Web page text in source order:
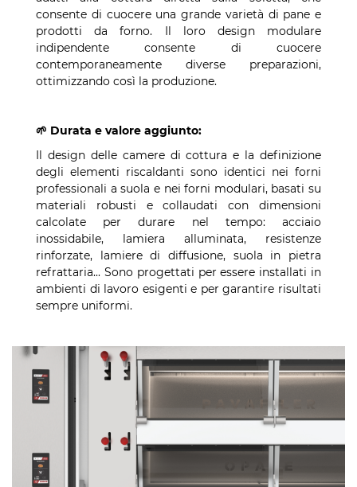
consente di cuocere una grande varietà di pane e
prodotti da forno. Il loro design modulare
indipendente consente di cuocere
contemporaneamente diverse preparazioni,
ottimizzando così la produzione.
🌱 Durata e valore aggiunto:
Il design delle camere di cottura e la definizione
degli elementi riscaldanti sono identici nei forni
professionali a suola e nei forni modulari, basati su
materiali robusti e collaudati con dimensioni
calcolate per durare nel tempo: acciaio
inossidabile, lamiera alluminata, resistenze
rinforzate, lamiere di diffusione, suola in pietra
refrattaria... Sono progettati per essere installati in
ambienti di lavoro esigenti e per garantire risultati
sempre uniformi.